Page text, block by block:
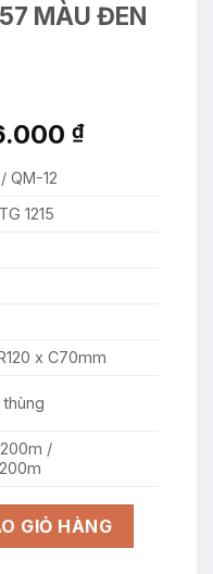
MÀU ĐEN
₫.
₫Giá
QM-12
1215
x C70mm
/
số lượng
GIỎ HÀNG